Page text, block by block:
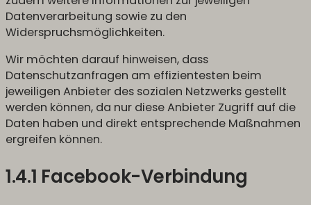
Datenverarbeitung sowie zu den
Widerspruchsmöglichkeiten.
Wir möchten darauf hinweisen, dass
Datenschutzanfragen am effizientesten beim
jeweiligen Anbieter des sozialen Netzwerks gestellt
werden können, da nur diese Anbieter Zugriff auf die
Daten haben und direkt entsprechende Maßnahmen
ergreifen können.
1.4.1 Facebook-Verbindung